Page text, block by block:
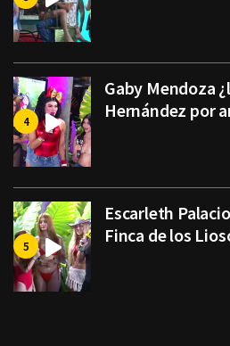
Gaby Mendoza
Hernández por
Escarleth
Finca de los